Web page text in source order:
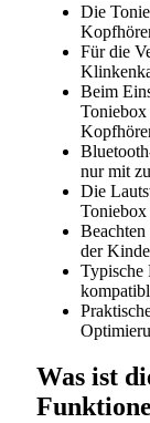
Die
Für die
Beim
Toniebox
nur mit
Die
Toniebox
der
Typische
Was ist